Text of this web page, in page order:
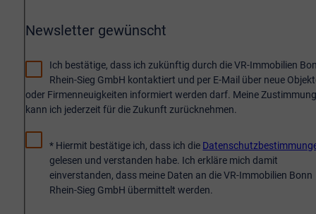
Newsletter gewünscht
Ich bestätige, dass ich zukünftig durch die VR-Immobilien
Rhein-Sieg GmbH kontaktiert und per E-Mail über neue
oder Firmenneuigkeiten informiert werden darf. Meine Zustimmung
kann ich jederzeit für die Zukunft zurücknehmen.
* Hiermit bestätige ich, dass ich die
gelesen und verstanden habe. Ich erkläre mich damit
einverstanden, dass meine Daten an die VR-Immobilien Bonn
Rhein-Sieg GmbH übermittelt werden.